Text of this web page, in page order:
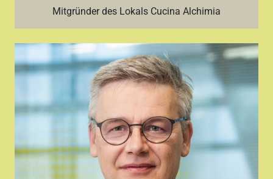
Mitgründer des Lokals Cucina Alchimia